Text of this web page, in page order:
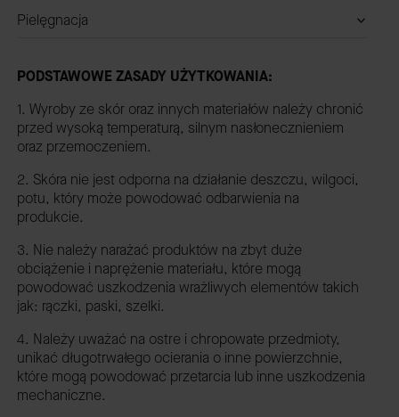
Pielęgnacja
PODSTAWOWE ZASADY UŻYTKOWANIA:
1. Wyroby ze skór oraz innych materiałów należy chronić
przed wysoką temperaturą, silnym nasłonecznieniem
oraz przemoczeniem.
2. Skóra nie jest odporna na działanie deszczu, wilgoci,
potu, który może powodować odbarwienia na
produkcie.
3. Nie należy narażać produktów na zbyt duże
obciążenie i naprężenie materiału, które mogą
powodować uszkodzenia wrażliwych elementów takich
jak: rączki, paski, szelki.
4. Należy uważać na ostre i chropowate przedmioty,
unikać długotrwałego ocierania o inne powierzchnie,
które mogą powodować przetarcia lub inne uszkodzenia
mechaniczne.